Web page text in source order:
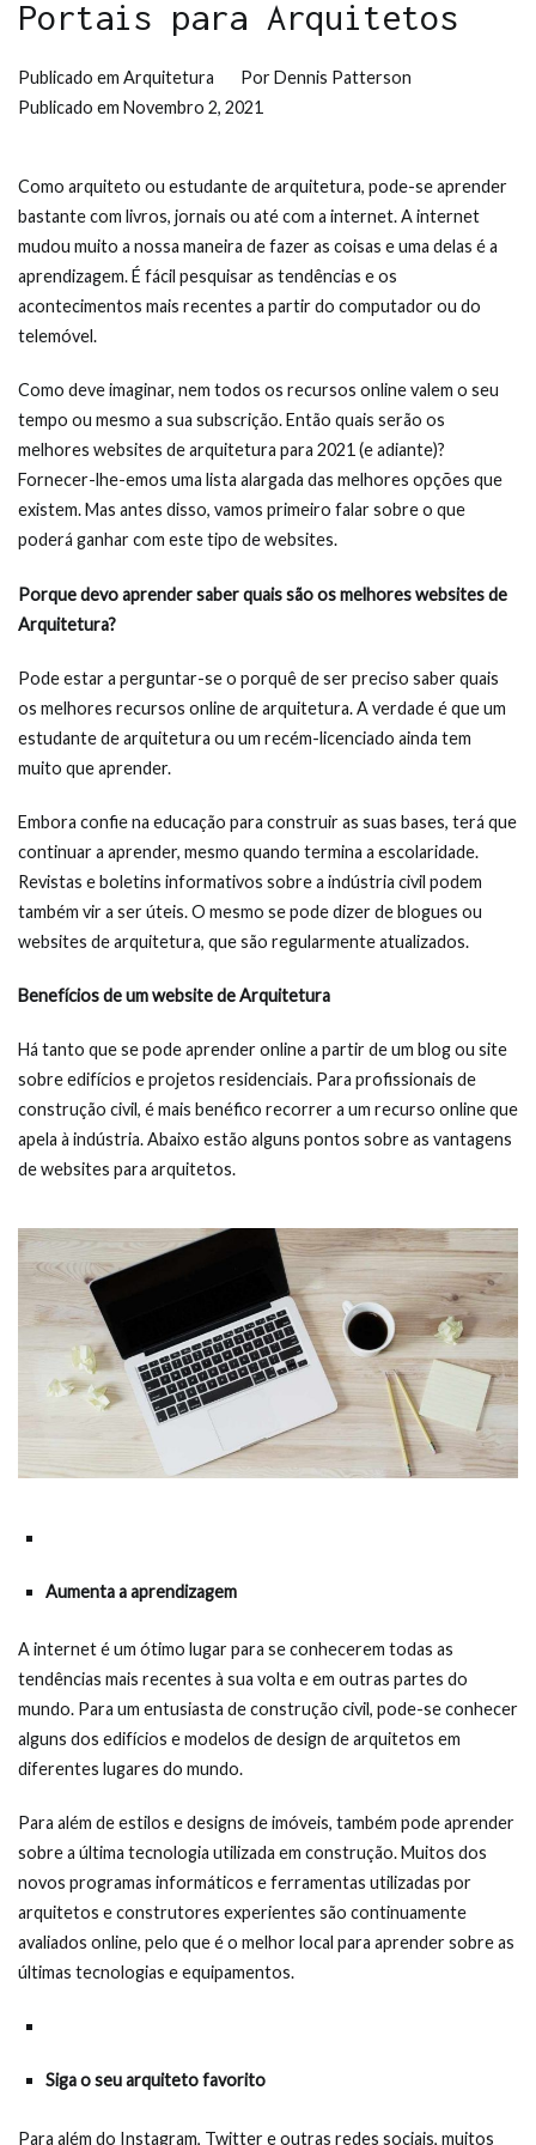
Portais para Arquitetos
Publicado em Arquitetura PorDennis Patterson
Publicado em Novembro 2, 2021
Como arquiteto ou estudante de arquitetura, pode-se aprender
bastante com livros, jornais ou até com a internet. A internet
mudou muito a nossa maneira de fazer as coisas e uma delas é a
aprendizagem. É fácil pesquisar as tendências e os
acontecimentos mais recentes a partir do computador ou do
telemóvel.
Como deve imaginar, nem todos os recursos online valem o seu
tempo ou mesmo a sua subscrição. Então quais serão os
melhores websites de arquitetura para 2021 (e adiante)?
Fornecer-lhe-emos uma lista alargada das melhores opções que
existem. Mas antes disso, vamos primeiro falar sobre o que
poderá ganhar com este tipo de websites.
Porque devo aprender saber quais são os melhores websites de
Arquitetura?
Pode estar a perguntar-se o porquê de ser preciso saber quais
os melhores recursos online de arquitetura. A verdade é que um
estudante de arquitetura ou um recém-licenciado ainda tem
muito que aprender.
Embora confie na educação para construir as suas bases, terá que
continuar a aprender, mesmo quando termina a escolaridade.
Revistas e boletins informativos sobre a indústria civil podem
também vir a ser úteis. O mesmo se pode dizer de blogues ou
websites de arquitetura, que são regularmente atualizados.
Benefícios de um website de Arquitetura
Há tanto que se pode aprender online a partir de um blog ou site
sobre edifícios e projetos residenciais. Para profissionais de
construção civil, é mais benéfico recorrer a um recurso online que
apela à indústria. Abaixo estão alguns pontos sobre as vantagens
de websites para arquitetos.
Aumenta a aprendizagem
A internet é um ótimo lugar para se conhecerem todas as
tendências mais recentes à sua volta e em outras partes do
mundo. Para um entusiasta de construção civil, pode-se conhecer
alguns dos edifícios e modelos de design de arquitetos em
diferentes lugares do mundo.
Para além de estilos e designs de imóveis, também pode aprender
sobre a última tecnologia utilizada em construção. Muitos dos
novos programas informáticos e ferramentas utilizadas por
arquitetos e construtores experientes são continuamente
avaliados online, pelo que é o melhor local para aprender sobre as
últimas tecnologias e equipamentos.
Siga o seu arquiteto favorito
Para além do Instagram, Twitter e outras redes sociais, muitos